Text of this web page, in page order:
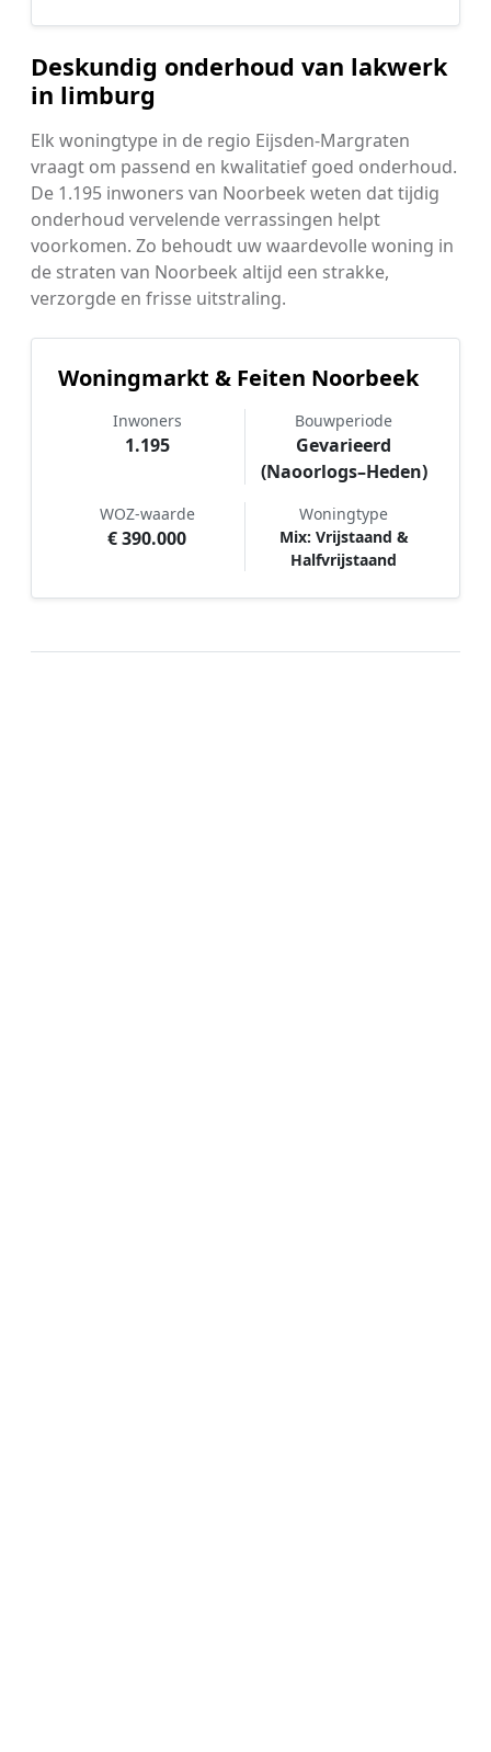
Deskundig onderhoud van lakwerk
in limburg
Elk woningtype in de regio Eijsden-Margraten
vraagt om passend en kwalitatief goed onderhoud.
De 1.195 inwoners van Noorbeek weten dat tijdig
onderhoud vervelende verrassingen helpt
voorkomen. Zo behoudt uw waardevolle woning in
de straten van Noorbeek altijd een strakke,
verzorgde en frisse uitstraling.
Woningmarkt & Feiten Noorbeek
Inwoners
1.195
Bouwperiode
Gevarieerd
(Naoorlogs–Heden)
WOZ-waarde
€ 390.000
Woningtype
Mix: Vrijstaand &
Halfvrijstaand